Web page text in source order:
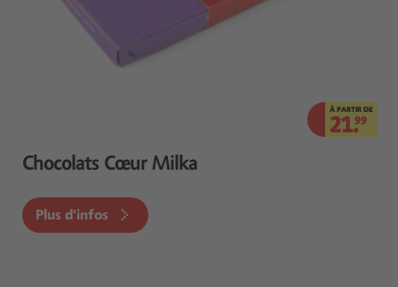
À PARTIR DE
21.99
Chocolats Cœur Milka
Plus d'infos